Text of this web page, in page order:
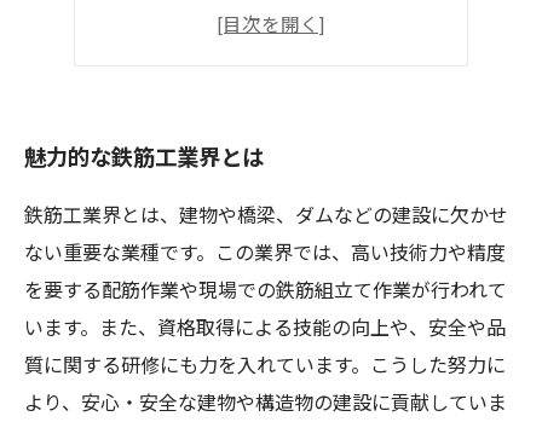
魅力的な待遇・給与体系に注目
魅力的な鉄筋工業界とは
鉄筋工業界とは、建物や橋梁、ダムなどの建設に欠かせ
ない重要な業種です。この業界では、高い技術力や精度
を要する配筋作業や現場での鉄筋組立て作業が行われて
います。また、資格取得による技能の向上や、安全や品
質に関する研修にも力を入れています。こうした努力に
より、安心・安全な建物や構造物の建設に貢献していま